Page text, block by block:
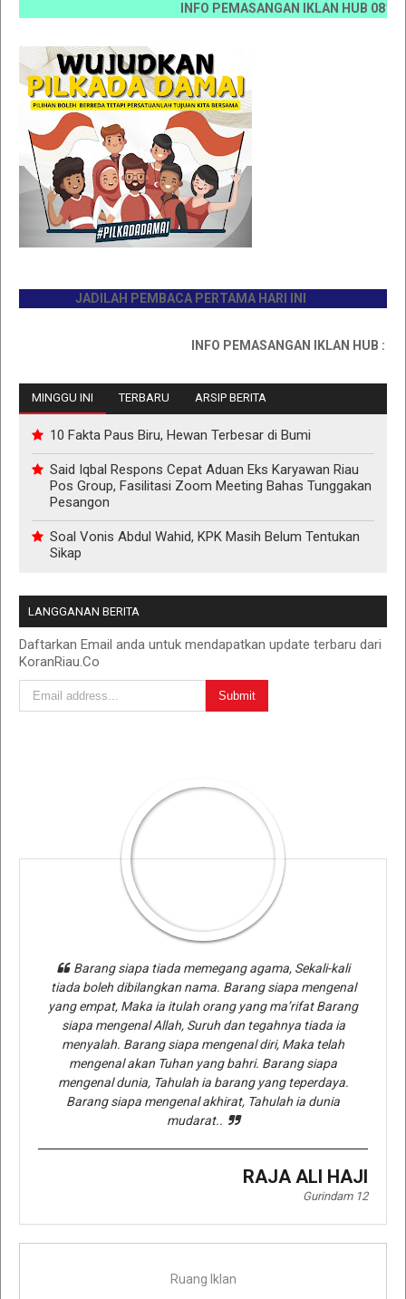
INFO PEMASANGAN IKLAN HUB 0812
JADILAH PEMBACA PERTAMA HARI INI
INFO PEMASANGAN IKLAN HUB :
MINGGU INI TERBARU ARSIP BERITA
10 Fakta Paus Biru, Hewan Terbesar di Bumi
Said Iqbal Respons Cepat Aduan Eks Karyawan Riau
Pos Group, Fasilitasi Zoom Meeting Bahas Tunggakan
Pesangon
Soal Vonis Abdul Wahid, KPK Masih Belum Tentukan
Sikap
LANGGANAN BERITA
Daftarkan Email anda untuk mendapatkan update terbaru dari
KoranRiau.Co
Barang siapa tiada memegang agama, Sekali-kali
tiada boleh dibilangkan nama. Barang siapa mengenal
yang empat, Maka ia itulah orang yang ma’rifat Barang
siapa mengenal Allah, Suruh dan tegahnya tiada ia
menyalah. Barang siapa mengenal diri, Maka telah
mengenal akan Tuhan yang bahri. Barang siapa
mengenal dunia, Tahulah ia barang yang teperdaya.
Barang siapa mengenal akhirat, Tahulah ia dunia
mudarat..
RAJA ALI HAJI
Gurindam 12
Ruang Iklan